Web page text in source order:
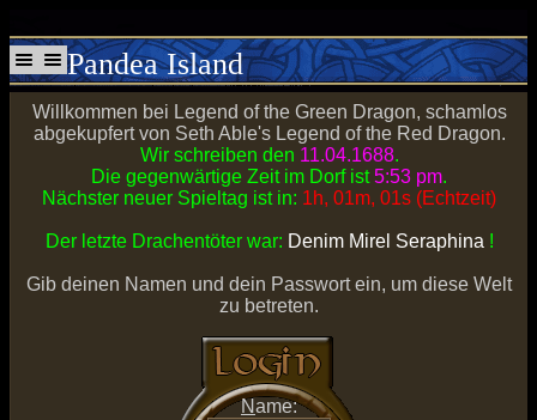
Pandea Island
Willkommen bei Legend of the Green Dragon, schamlos
abgekupfert von Seth Able's Legend of the Red Dragon.
Wir schreiben den 11.04.1688.
Die gegenwärtige Zeit im Dorf ist5:53 pm.
Nächster neuer Spieltag ist in: 1h, 01m, 01s (Echtzeit)
Der letzte Drachentöter war: Denim Mirel Seraphina !
Gib deinen Namen und dein Passwort ein, um diese Welt
zu betreten.
Name: